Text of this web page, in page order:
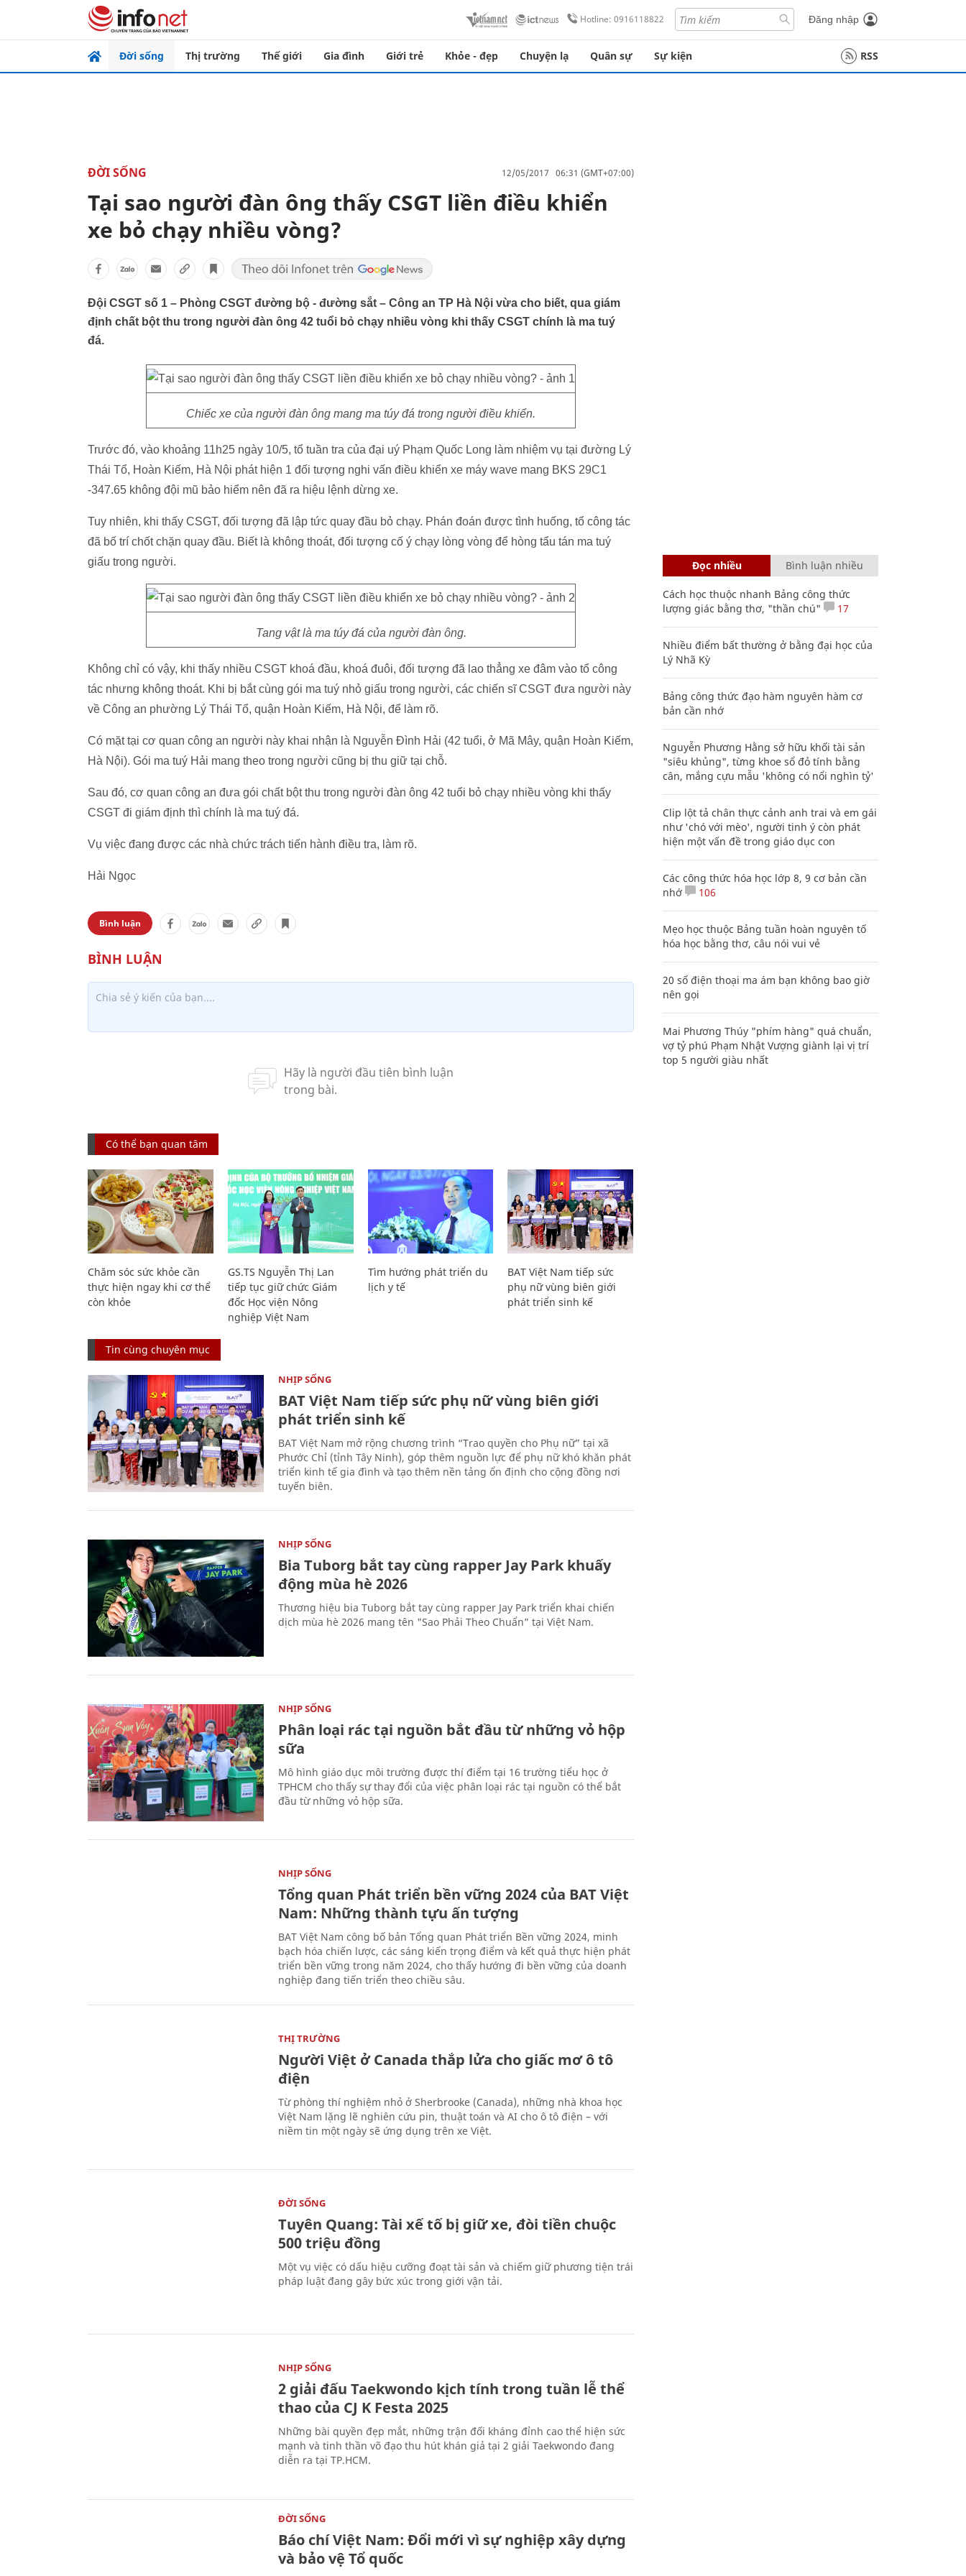
Hotline: 0916118822 Đăng nhập
Đời sống Thị trường Thế giới Gia đình Giới trẻ Khỏe - đẹp Chuyện lạ Quân sự Sự kiện RSS
ĐỜI SỐNG 12/05/2017 06:31 (GMT+07:00)
Tại sao người đàn ông thấy CSGT liền điều khiển
xe bỏ chạy nhiều vòng?
Đội CSGT số 1 – Phòng CSGT đường bộ - đường sắt – Công an TP Hà Nội vừa cho biết, qua giám
định chất bột thu trong người đàn ông 42 tuổi bỏ chạy nhiều vòng khi thấy CSGT chính là ma tuý
đá.
Chiếc xe của người đàn ông mang ma túy đá trong người điều khiển.
Trước đó, vào khoảng 11h25 ngày 10/5, tổ tuần tra của đại uý Phạm Quốc Long làm nhiệm vụ tại đường Lý
Thái Tổ, Hoàn Kiếm, Hà Nội phát hiện 1 đối tượng nghi vấn điều khiển xe máy wave mang BKS 29C1
-347.65 không đội mũ bảo hiểm nên đã ra hiệu lệnh dừng xe.
Tuy nhiên, khi thấy CSGT, đối tượng đã lập tức quay đầu bỏ chạy. Phán đoán được tình huống, tổ công tác
đã bố trí chốt chặn quay đầu. Biết là không thoát, đối tượng cố ý chạy lòng vòng để hòng tẩu tán ma tuý
giấu trong người.
Tang vật là ma túy đá của người đàn ông.
Không chỉ có vậy, khi thấy nhiều CSGT khoá đầu, khoá đuôi, đối tượng đã lao thẳng xe đâm vào tổ công
tác nhưng không thoát. Khi bị bắt cùng gói ma tuý nhỏ giấu trong người, các chiến sĩ CSGT đưa người này
về Công an phường Lý Thái Tổ, quận Hoàn Kiếm, Hà Nội, để làm rõ.
Có mặt tại cơ quan công an người này khai nhận là Nguyễn Đình Hải (42 tuổi, ở Mã Mây, quận Hoàn Kiếm,
Hà Nội). Gói ma tuý Hải mang theo trong người cũng bị thu giữ tại chỗ.
Sau đó, cơ quan công an đưa gói chất bột thu trong người đàn ông 42 tuổi bỏ chạy nhiều vòng khi thấy
CSGT đi giám định thì chính là ma tuý đá.
Vụ việc đang được các nhà chức trách tiến hành điều tra, làm rõ.
Hải Ngọc
Bình luận
Có thể bạn quan tâm
Chăm sóc sức khỏe cần
thực hiện ngay khi cơ thể
còn khỏe
GS.TS Nguyễn Thị Lan
tiếp tục giữ chức Giám
đốc Học viện Nông
nghiệp Việt Nam
Tìm hướng phát triển du
lịch y tế
BAT Việt Nam tiếp sức
phụ nữ vùng biên giới
phát triển sinh kế
Tin cùng chuyên mục
NHỊP SỐNG
BAT Việt Nam tiếp sức phụ nữ vùng biên giới
phát triển sinh kế
BAT Việt Nam mở rộng chương trình “Trao quyền cho Phụ nữ” tại xã
Phước Chỉ (tỉnh Tây Ninh), góp thêm nguồn lực để phụ nữ khó khăn phát
triển kinh tế gia đình và tạo thêm nền tảng ổn định cho cộng đồng nơi
tuyến biên.
NHỊP SỐNG
Bia Tuborg bắt tay cùng rapper Jay Park khuấy
động mùa hè 2026
Thương hiệu bia Tuborg bắt tay cùng rapper Jay Park triển khai chiến
dịch mùa hè 2026 mang tên "Sao Phải Theo Chuẩn” tại Việt Nam.
NHỊP SỐNG
Phân loại rác tại nguồn bắt đầu từ những vỏ hộp
sữa
Mô hình giáo dục môi trường được thí điểm tại 16 trường tiểu học ở
TPHCM cho thấy sự thay đổi của việc phân loại rác tại nguồn có thể bắt
đầu từ những vỏ hộp sữa.
NHỊP SỐNG
Tổng quan Phát triển bền vững 2024 của BAT Việt
Nam: Những thành tựu ấn tượng
BAT Việt Nam công bố bản Tổng quan Phát triển Bền vững 2024, minh
bạch hóa chiến lược, các sáng kiến trọng điểm và kết quả thực hiện phát
triển bền vững trong năm 2024, cho thấy hướng đi bền vững của doanh
nghiệp đang tiến triển theo chiều sâu.
THỊ TRƯỜNG
Người Việt ở Canada thắp lửa cho giấc mơ ô tô
điện
Từ phòng thí nghiệm nhỏ ở Sherbrooke (Canada), những nhà khoa học
Việt Nam lặng lẽ nghiên cứu pin, thuật toán và AI cho ô tô điện – với
niềm tin một ngày sẽ ứng dụng trên xe Việt.
ĐỜI SỐNG
Tuyên Quang: Tài xế tố bị giữ xe, đòi tiền chuộc
500 triệu đồng
Một vụ việc có dấu hiệu cưỡng đoạt tài sản và chiếm giữ phương tiện trái
pháp luật đang gây bức xúc trong giới vận tải.
NHỊP SỐNG
2 giải đấu Taekwondo kịch tính trong tuần lễ thể
thao của CJ K Festa 2025
Những bài quyền đẹp mắt, những trận đối kháng đỉnh cao thể hiện sức
mạnh và tinh thần võ đạo thu hút khán giả tại 2 giải Taekwondo đang
diễn ra tại TP.HCM.
ĐỜI SỐNG
Báo chí Việt Nam: Đổi mới vì sự nghiệp xây dựng
và bảo vệ Tổ quốc
Đọc nhiều Bình luận nhiều
Cách học thuộc nhanh Bảng công thức
lượng giác bằng thơ, "thần chú"
17
Nhiều điểm bất thường ở bằng đại học của
Lý Nhã Kỳ
Bảng công thức đạo hàm nguyên hàm cơ
bản cần nhớ
Nguyễn Phương Hằng sở hữu khối tài sản
"siêu khủng", từng khoe sổ đỏ tính bằng
cân, mắng cựu mẫu 'không có nổi nghìn tỷ'
Clip lột tả chân thực cảnh anh trai và em gái
như 'chó với mèo', người tinh ý còn phát
hiện một vấn đề trong giáo dục con
Các công thức hóa học lớp 8, 9 cơ bản cần
nhớ
106
Mẹo học thuộc Bảng tuần hoàn nguyên tố
hóa học bằng thơ, câu nói vui vẻ
20 số điện thoại ma ám bạn không bao giờ
nên gọi
Mai Phương Thúy "phím hàng" quá chuẩn,
vợ tỷ phú Phạm Nhật Vượng giành lại vị trí
top 5 người giàu nhất